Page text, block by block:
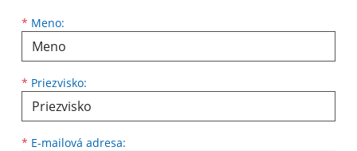
* Meno:
Meno
* Priezvisko:
Priezvisko
* E-mailová adresa:
E-mailová adresa